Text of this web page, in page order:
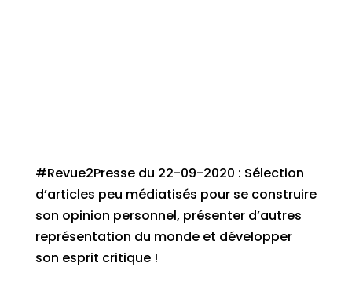
#Revue2Presse du 22-09-2020 : Sélection
d’articles peu médiatisés pour se construire
son opinion personnel, présenter d’autres
représentation du monde et développer
son esprit critique !